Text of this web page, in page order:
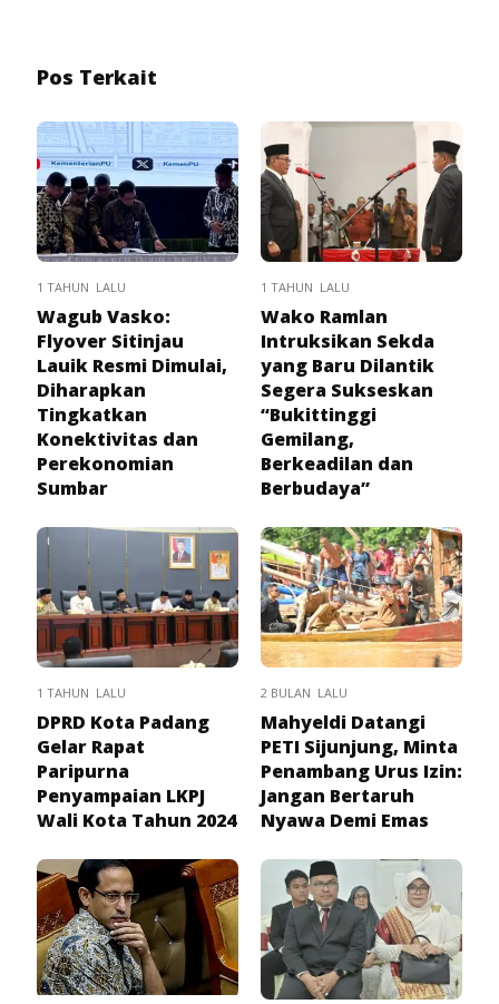
Pos Terkait
1 TAHUN LALU
Wagub Vasko:
Flyover Sitinjau
Lauik Resmi Dimulai,
Diharapkan
Tingkatkan
Konektivitas dan
Perekonomian
Sumbar
1 TAHUN LALU
Wako Ramlan
Intruksikan Sekda
yang Baru Dilantik
Segera Sukseskan
“Bukittinggi
Gemilang,
Berkeadilan dan
Berbudaya”
1 TAHUN LALU
DPRD Kota Padang
Gelar Rapat
Paripurna
Penyampaian LKPJ
Wali Kota Tahun 2024
2 BULAN LALU
Mahyeldi Datangi
PETI Sijunjung, Minta
Penambang Urus Izin:
Jangan Bertaruh
Nyawa Demi Emas